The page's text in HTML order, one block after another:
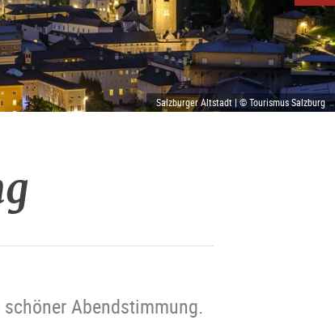
Salzburger Altstadt | © Tourismus Salzburg
Abendstimmung.